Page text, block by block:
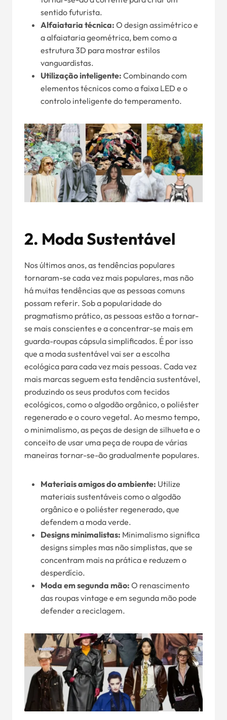
sentido futurista.
Alfaiataria técnica: O design assimétrico e
a alfaiataria geométrica, bem como a
estrutura 3D para mostrar estilos
vanguardistas.
Utilização inteligente: Combinando com
elementos técnicos como a faixa LED e o
controlo inteligente do temperamento.
2. Moda Sustentável
Nos últimos anos, as tendências populares
tornaram-se cada vez mais populares, mas não
há muitas tendências que as pessoas comuns
possam referir. Sob a popularidade do
pragmatismo prático, as pessoas estão a tornar-
se mais conscientes e a concentrar-se mais em
guarda-roupas cápsula simplificados. É por isso
que a moda sustentável vai ser a escolha
ecológica para cada vez mais pessoas. Cada vez
mais marcas seguem esta tendência sustentável,
produzindo os seus produtos com tecidos
ecológicos, como o algodão orgânico, o poliéster
regenerado e o couro vegetal. Ao mesmo tempo,
o minimalismo, as peças de design de silhueta e o
conceito de usar uma peça de roupa de várias
maneiras tornar-se-ão gradualmente populares.
Materiais amigos do ambiente: Utilize
materiais sustentáveis como o algodão
orgânico e o poliéster regenerado, que
defendem a moda verde.
Designs minimalistas: Minimalismo significa
designs simples mas não simplistas, que se
concentram mais na prática e reduzem o
desperdício.
Moda em segunda mão: O renascimento
das roupas vintage e em segunda mão pode
defender a reciclagem.